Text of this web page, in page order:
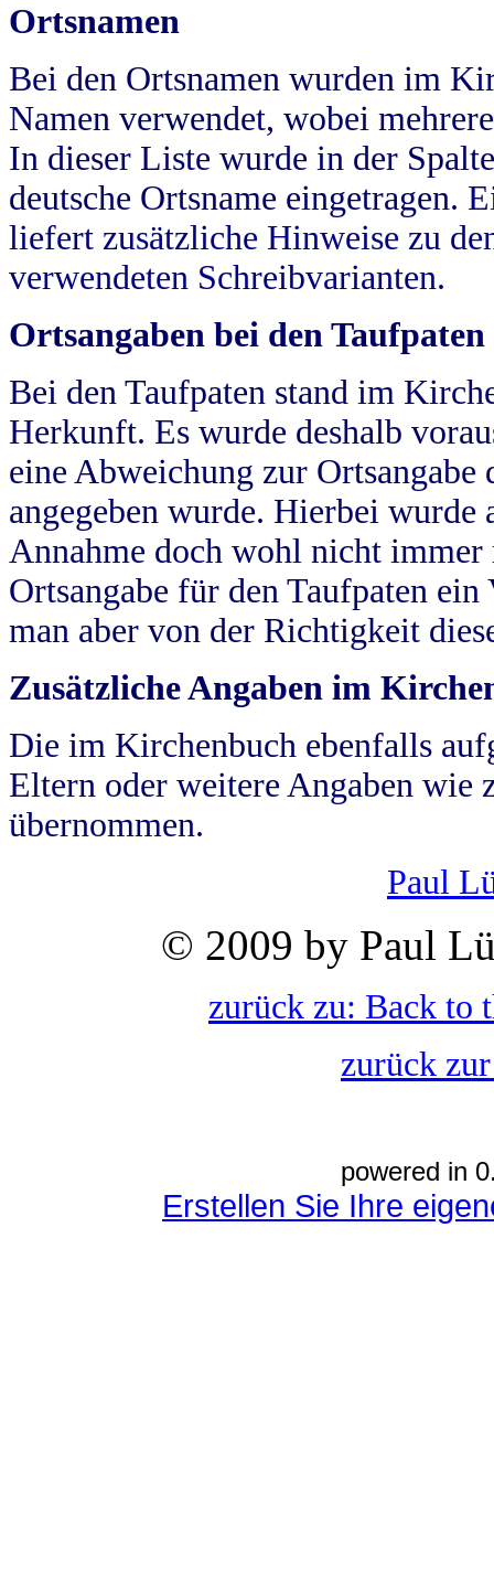
Ortsnamen
Bei den Ortsnamen wurden im
Namen verwendet, wobei
In dieser Liste wurde in der
deutsche Ortsname eingetragen.
liefert zusätzliche Hinweise zu
verwendeten Schreibvarianten.
Ortsangaben bei den Taufpaten
Bei den Taufpaten stand im
Herkunft. Es wurde deshalb
eine Abweichung zur
angegeben wurde. Hierbei wurde
Annahme doch wohl nicht
Ortsangabe für den Taufpaten
man aber von der Richtigkeit
Zusätzliche Angaben im
Die im Kirchenbuch ebenfalls
Eltern oder weitere Angaben wie
übernommen.
Paul
© 2009 by Paul
zurück zu: Back to
zurück
powered in
Erstellen Sie Ihre